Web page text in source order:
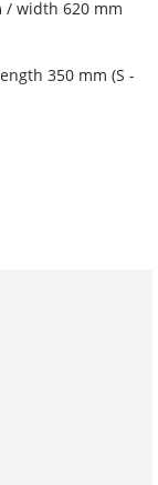
/ width 620 mm
350 mm (S -